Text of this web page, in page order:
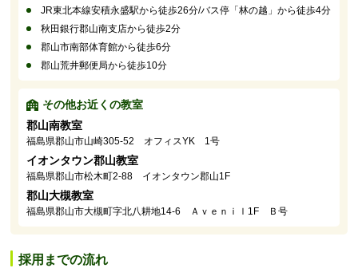
JR東北本線安積永盛駅から徒歩26分/バス停「林の越」から徒歩4分
秋田銀行郡山南支店から徒歩2分
郡山市南部体育館から徒歩6分
郡山荒井郵便局から徒歩10分
その他お近くの教室
郡山南教室
福島県郡山市山崎305-52 オフィスYK 1号
イオンタウン郡山教室
福島県郡山市松木町2-88 イオンタウン郡山1F
郡山大槻教室
福島県郡山市大槻町字北八耕地14-6 Ａｖｅｎｉｌ1F Ｂ号
採用までの流れ